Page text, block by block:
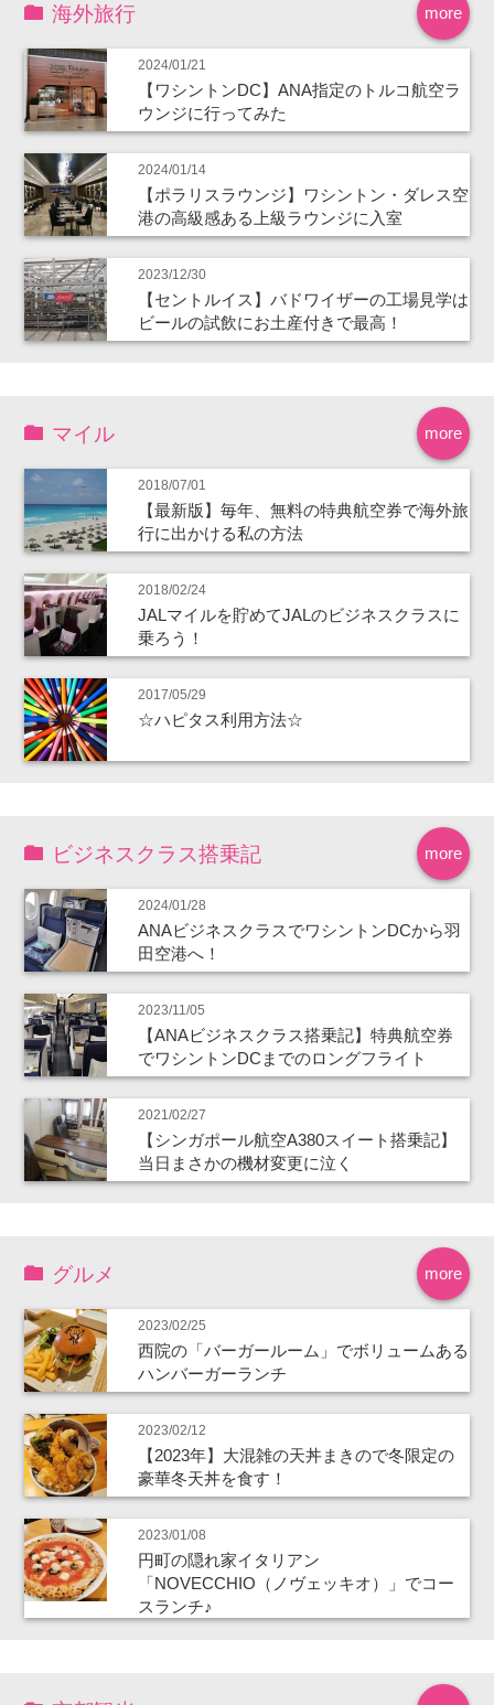
more
海外旅行
2024/01/21
【ワシントンDC】ANA指定のトルコ航空ラ
ウンジに行ってみた
2024/01/14
【ポラリスラウンジ】ワシントン・ダレス空
港の高級感ある上級ラウンジに入室
2023/12/30
【セントルイス】バドワイザーの工場見学は
ビールの試飲にお土産付きで最高！
more
マイル
2018/07/01
【最新版】毎年、無料の特典航空券で海外旅
行に出かける私の方法
2018/02/24
JALマイルを貯めてJALのビジネスクラスに
乗ろう！
2017/05/29
☆ハピタス利用方法☆
more
ビジネスクラス搭乗記
2024/01/28
ANAビジネスクラスでワシントンDCから羽
田空港へ！
2023/11/05
【ANAビジネスクラス搭乗記】特典航空券
でワシントンDCまでのロングフライト
2021/02/27
【シンガポール航空A380スイート搭乗記】
当日まさかの機材変更に泣く
more
グルメ
2023/02/25
西院の「バーガールーム」でボリュームある
ハンバーガーランチ
2023/02/12
【2023年】大混雑の天丼まきので冬限定の
豪華冬天丼を食す！
2023/01/08
円町の隠れ家イタリアン
「NOVECCHIO（ノヴェッキオ）」でコー
スランチ♪